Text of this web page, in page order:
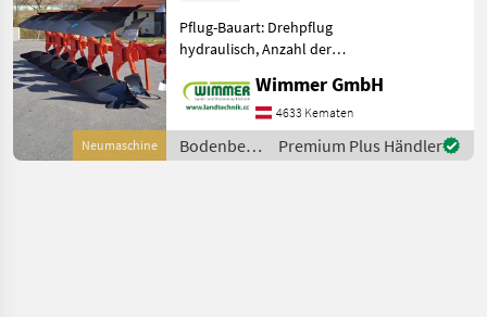
Neumaschine
Pflug-Bauart: Drehpflug
hydraulisch, Anzahl der
Maiseinleger, Scheibensech,
hydr.
Schnittbreitenverstellung,
Stützrad, Vorschäler Der
Wimmer GmbH
4633 Kematen
Bodenbearbeitung
/ Kuhn
Premium Plus Händler